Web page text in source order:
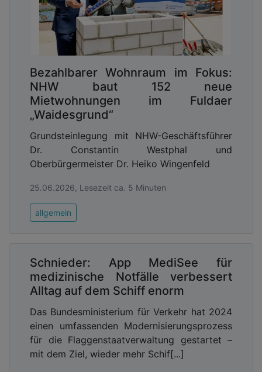
Bezahlbarer Wohnraum im Fokus:
NHW baut 152 neue
Mietwohnungen im Fuldaer
„Waidesgrund“
Grundsteinlegung mit NHW-Geschäftsführer
Dr. Constantin Westphal und
Oberbürgermeister Dr. Heiko Wingenfeld
25.06.2026, Lesezeit ca. 5 Minuten
allgemein
Schnieder: App MediSee für
medizinische Notfälle verbessert
Alltag auf dem Schiff enorm
Das Bundesministerium für Verkehr hat 2024
einen umfassenden Modernisierungsprozess
für die Flaggenstaatverwaltung gestartet –
mit dem Ziel, wieder mehr Schif[...]